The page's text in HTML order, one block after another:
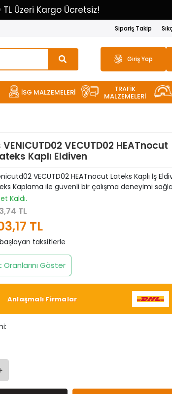
Üzeri Kargo Ücretsiz!
Sipariş Takip
Giriş Yap
İSG MALZEMELERİ TRAFİK
MALZEMELERİ
VECUTD02 HEATnocut
Kaplı Eldiven
VECUTD02 HEATnocut Lateks Kaplı İş
Kaplama ile güvenli bir çalışma deneyimi
Kaldı.
TL
TL
taksitlerle
Oranlarını Göster
Anlaşmalı Firmalar